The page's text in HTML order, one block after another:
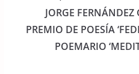
o
o
k
p
p
JORGE
PREMIO DE POESÍA
POEMARIO